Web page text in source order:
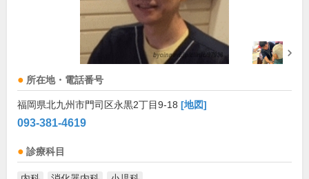
所在地・電話番号
福岡県北九州市門司区永黒2丁目9-18 [地図]
093-381-4619
診療科目